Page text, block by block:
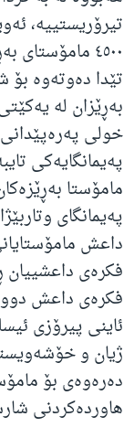
تیرۆریستییە،
٤٥٠٠
تێدا دەوتەوە بۆ
بەڕێزان لە
خولی
پەیمانگایەکی
مامۆستا
پەیمانگای
داعش
فکرەی داعشییان
فکرەی داعش
ئاینی پیرۆزی
ژیان و
دەرەوەی بۆ
هاوردەکردنی